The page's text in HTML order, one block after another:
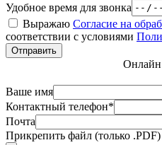
Удобное время для звонка
Выражаю Согласие на
соответствии с условиями
Отправить
Онлайн
Ваше имя
Контактный телефон*
Почта
Прикрепить файл (только .PDF)